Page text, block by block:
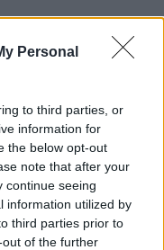
Personal
to third parties, or
information for
the below opt-out
note that after your
continue seeing
information utilized by
third parties prior to
of the further